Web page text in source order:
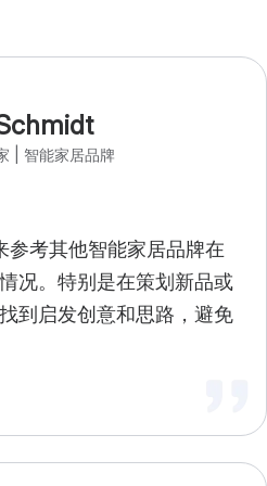
| 智能家居品牌
参考其他智能家居品牌在
况。特别是在策划新品或
到启发创意和思路，避免